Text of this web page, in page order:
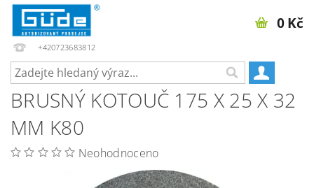
+420723683812
0 Kč
BRUSNÝ KOTOUČ 175 X 25 X 32
MM K80
Neohodnoceno